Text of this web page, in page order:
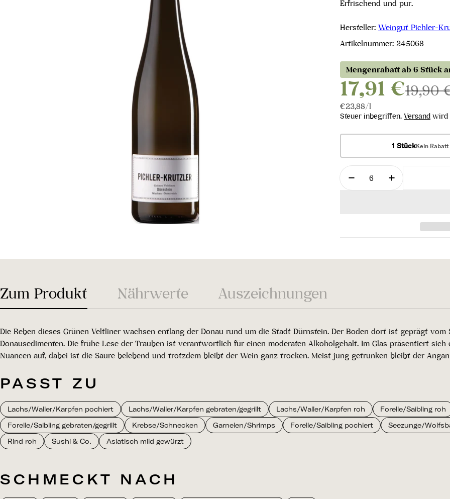
Erfrischend und pur.
Hersteller: Weingut Pichler-
Artikelnummer: 245068
Mengenrabatt ab 6 Stück
17,91 €19,90
Stückpreis
€23,88/pro
l
Steuer inbegriffen. Versand wird
1 StückKein Rabatt
Menge
Menge für Grüner
Menge für
Zum Produkt Nährwerte Auszeichnungen
Die Reben dieses Grünen Veltliner wachsen entlang der Donau rund um die Stadt Dürnstein. Der Boden dort ist geprägt
Donausedimenten. Die frühe Lese der Trauben ist verantwortlich für einen moderaten Alkoholgehalt. Im Glas präsentiert
Nuancen auf, dabei ist die Säure belebend und trotzdem bleibt der Wein ganz trocken. Meist jung getrunken bleibt der
PASST ZU
Lachs/Waller/Karpfen pochiert Lachs/Waller/Karpfen gebraten/gegrillt Lachs/Waller/Karpfen roh
Forelle/Saibling roh
Forelle/Saibling gebraten/gegrillt
Krebse/Schnecken Garnelen/Shrimps Forelle/Saibling pochiert
Seezunge/
Rind roh
Sushi & Co. Asiatisch mild gewürzt
SCHMECKT NACH